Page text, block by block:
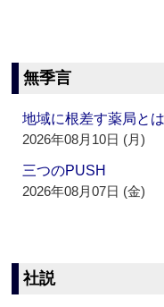
無季言
地域に根差す薬局とは
2026年08月10日 (月)
三つのPUSH
2026年08月07日 (金)
社説